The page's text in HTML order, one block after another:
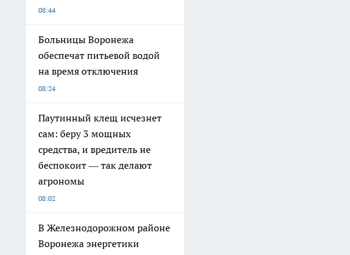
08:44
Больницы Воронежа
обеспечат питьевой водой
на время отключения
08:24
Паутинный клещ исчезнет
сам: беру 3 мощных
средства, и вредитель не
беспокоит — так делают
агрономы
08:02
В Железнодорожном районе
Воронежа энергетики